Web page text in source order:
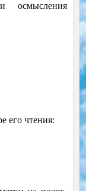
осмысления
его чтения: